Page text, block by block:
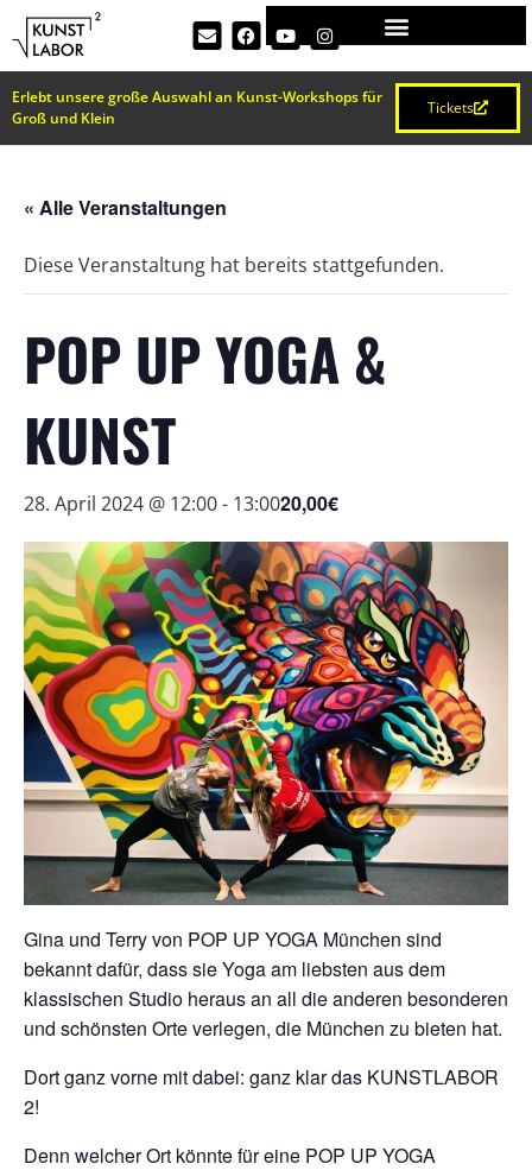
Erlebt unsere große Auswahl an Kunst-Workshops für
Groß und Klein
Tickets
« Alle Veranstaltungen
Diese Veranstaltung hat bereits stattgefunden.
POP UP YOGA &
KUNST
28. April 2024 @ 12:00- 13:0020,00€
Gina und Terry von POP UP YOGA München sind
bekannt dafür, dass sie Yoga am liebsten aus dem
klassischen Studio heraus an all die anderen besonderen
und schönsten Orte verlegen, die München zu bieten hat.
Dort ganz vorne mit dabei: ganz klar das KUNSTLABOR
2!
Denn welcher Ort könnte für eine POP UP YOGA